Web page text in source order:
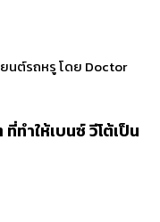
ทำให้เบนซ์ วีโต้เป็น